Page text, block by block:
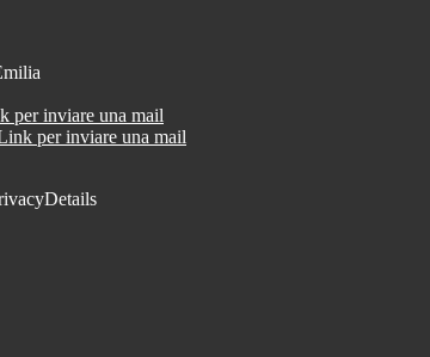
per inviare una mail
per inviare una mail